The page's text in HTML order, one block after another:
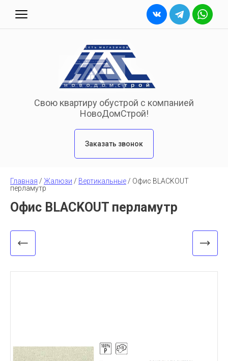
Свою квартиру обустрой с компанией
НовоДомСтрой!
Заказать звонок
Главная / Жалюзи / Вертикальные / Офис BLACKOUT
перламутр
Офис BLACKOUT перламутр